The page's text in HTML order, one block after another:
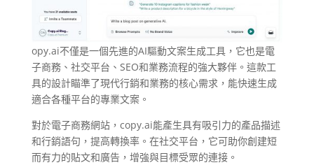
opy.ai不僅是一個先進的AI驅動文案生成工具，它也是電
子商務、社交平台、SEO和業務流程的強大夥伴。這款工
具的設計瞄準了現代行銷和業務的核心需求，能快速生成
適合各種平台的專業文案。
對於電子商務網站，copy.ai能產生具有吸引力的產品描述
和行銷語句，提高轉換率。在社交平台，它可助你創建短
而有力的貼文和廣告，增強與目標受眾的連接。